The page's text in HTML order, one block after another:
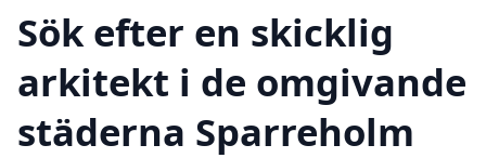
Sök efter en skicklig
arkitekt i de omgivande
städerna Sparreholm